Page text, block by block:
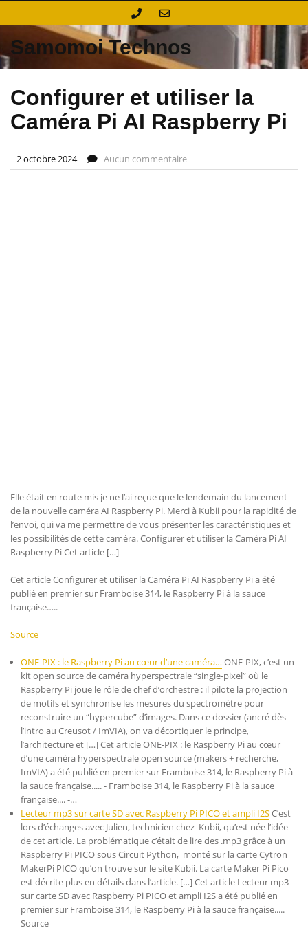
Samomoi Technos
Configurer et utiliser la
Caméra Pi AI Raspberry Pi
2 octobre 2024 Aucun commentaire
Elle était en route mis je ne l’ai reçue que le lendemain du lancement
de la nouvelle caméra AI Raspberry Pi. Merci à Kubii pour la rapidité de
l’envoi, qui va me permettre de vous présenter les caractéristiques et
les possibilités de cette caméra. Configurer et utiliser la Caméra Pi AI
Raspberry Pi Cet article […]
Cet article Configurer et utiliser la Caméra Pi AI Raspberry Pi a été
publié en premier sur Framboise 314, le Raspberry Pi à la sauce
française…..
Source
ONE-PIX : le Raspberry Pi au cœur d’une caméra…ONE-PIX, c’est un
kit open source de caméra hyperspectrale “single-pixel” où le
Raspberry Pi joue le rôle de chef d’orchestre : il pilote la projection
de motifs et synchronise les mesures du spectromètre pour
reconstruire un “hypercube” d’images. Dans ce dossier (ancré dès
l’intro au Creusot / ImVIA), on va décortiquer le principe,
l’architecture et […] Cet article ONE-PIX : le Raspberry Pi au cœur
d’une caméra hyperspectrale open source (makers + recherche,
ImVIA) a été publié en premier sur Framboise 314, le Raspberry Pi à
la sauce française..... - Framboise 314, le Raspberry Pi à la sauce
française.... -…
Lecteur mp3 sur carte SD avec Raspberry Pi PICO et ampli I2SC’est
lors d’échanges avec Julien, technicien chez Kubii, qu’est née l’idée
de cet article. La problématique c’était de lire des .mp3 grâce à un
Raspberry Pi PICO sous Circuit Python, monté sur la carte Cytron
MakerPi PICO qu’on trouve sur le site Kubii. La carte Maker Pi Pico
est décrite plus en détails dans l’article. […] Cet article Lecteur mp3
sur carte SD avec Raspberry Pi PICO et ampli I2S a été publié en
premier sur Framboise 314, le Raspberry Pi à la sauce française.....
Source